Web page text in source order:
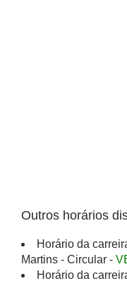
Outros horários
Horário da
Martins - Circular -
Horário da